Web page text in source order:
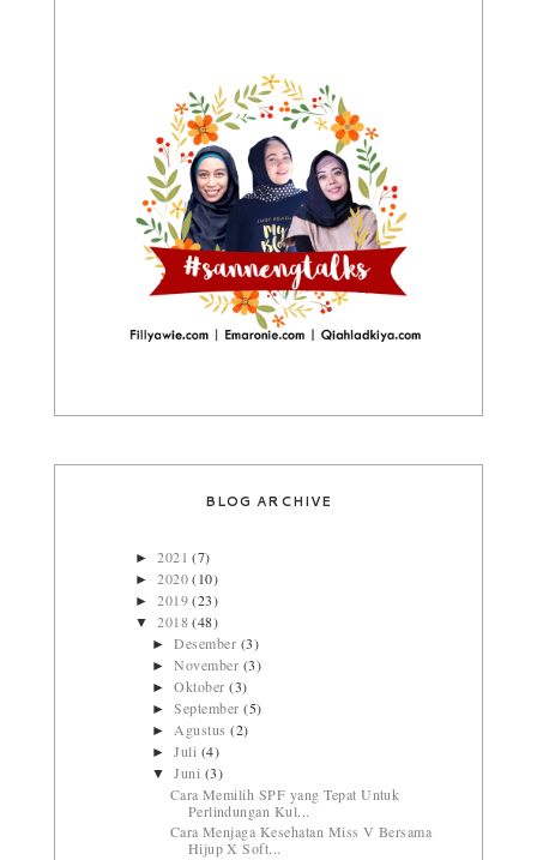
BLOG ARCHIVE
►2021(7)
►2020(10)
►2019(23)
▼2018(48)
►Desember (3)
►November (3)
►Oktober(3)
►September(5)
► Agustus(2)
►Juli (4)
▼Juni (3)
Cara Memilih SPF yang Tepat Untuk
Perlindungan Kul...
Cara Menjaga Kesehatan Miss V Bersama
Hijup X Soft...